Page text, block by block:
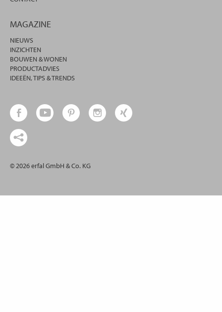
MAGAZINE
NIEUWS
INZICHTEN
BOUWEN & WONEN
PRODUCTADVIES
IDEEËN, TIPS & TRENDS
© 2026 erfal GmbH & Co. KG